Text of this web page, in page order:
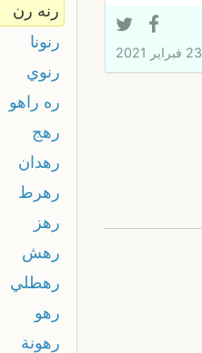
23 فبراير 2021
رنه رن
رنونا
رنوي
ره راهو
رهج
رهدان
رهرط
رهز
رهش
رهطلي
رهو
رهونة